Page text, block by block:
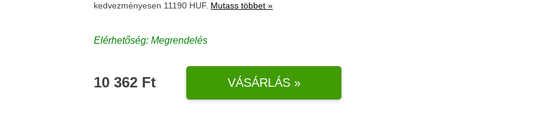
kedvezményesen 11190 HUF. Mutass többet »
Elérhetőség: Megrendelés
10 362 Ft VÁSÁRLÁS »